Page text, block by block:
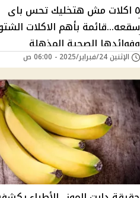
٥ اكلات مش هتخليك تحس باى
سقعه...قائمة بأهم الاكلات
وفوائدها الصحية المذهلة
الإثنين 24/فبراير/2025 - 06:00 ص